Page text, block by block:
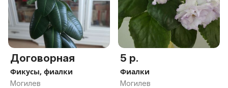
Договорная
Фикусы, фиалки
Могилев
5 р.
Фиалки
Могилев